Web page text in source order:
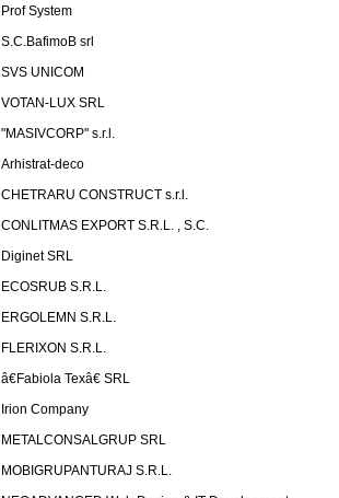
Prof System
S.C.BafimoB srl
SVS UNICOM
VOTAN-LUX SRL
"MASIVCORP" s.r.l.
Arhistrat-deco
CHETRARU CONSTRUCT s.r.l.
CONLITMAS EXPORT S.R.L. , S.C.
Diginet SRL
ECOSRUB S.R.L.
ERGOLEMN S.R.L.
FLERIXON S.R.L.
â€Fabiola Texâ€ SRL
Irion Company
METALCONSALGRUP SRL
MOBIGRUPANTURAJ S.R.L.